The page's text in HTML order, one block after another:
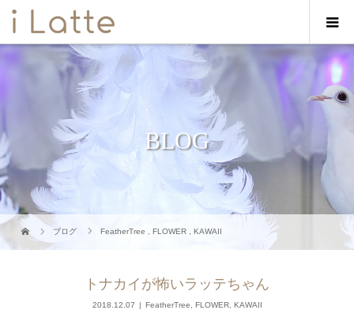
BLOG
ブログ FeatherTree ,FLOWER ,KAWAII
トナカイが怖いラッテちゃん
2018.12.07 FeatherTree FLOWER, KAWAII